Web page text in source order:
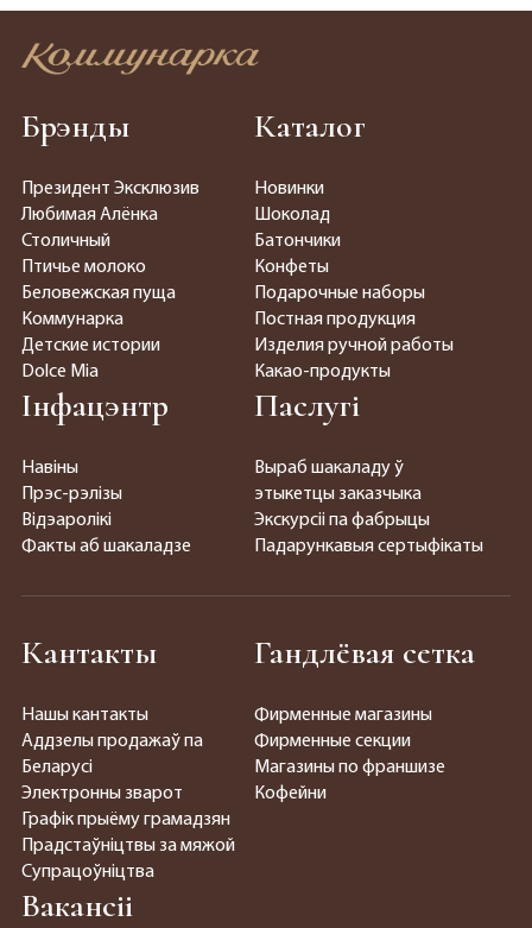
Брэнды
Президент Эксклюзив
Любимая Алёнка
Столичный
Птичье молоко
Беловежская пуща
Коммунарка
Детские истории
Dolce Mia
Каталог
Новинки
Шоколад
Батончики
Конфеты
Подарочные наборы
Постная продукция
Изделия ручной работы
Какао-продукты
Інфацэнтр
Навіны
Прэс-рэлізы
Відэаролікі
Факты аб шакаладзе
Паслугі
Выраб шакаладу ў
этыкетцы заказчыка
Экскурсіі па фабрыцы
Падарункавыя сертыфікаты
Кантакты
Нашы кантакты
Аддзелы продажаў па
Беларусі
Электронны зварот
Графік прыёму грамадзян
Прадстаўніцтвы за мяжой
Супрацоўніцтва
Гандлёвая сетка
Фирменные магазины
Фирменные секции
Магазины по франшизе
Кофейни
Вакансіі